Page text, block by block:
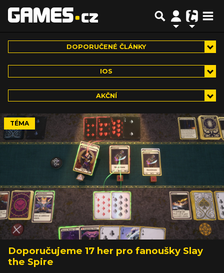
DOPORUČENÉ ČLÁNKY
IOS
AKČNÍ
TÉMA
Doporučujeme 17 her pro fanoušky Slay
the Spire